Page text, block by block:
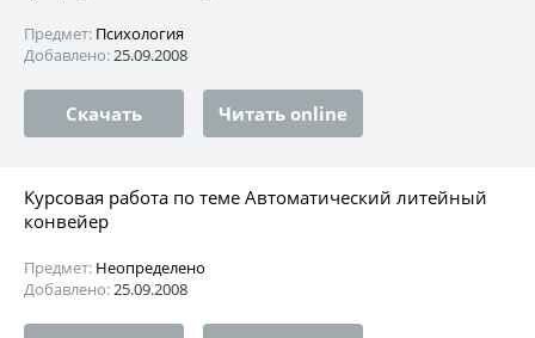
Предмет: Психология
Добавлено:25.09.2008
Скачать Читать online
Курсовая работа по теме Автоматический литейный
конвейер
Предмет: Неопределено
Добавлено:25.09.2008